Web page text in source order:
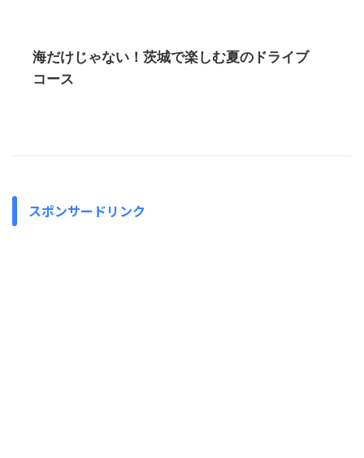
海だけじゃない！茨城で楽しむ夏のドライブ
コース
スポンサードリンク